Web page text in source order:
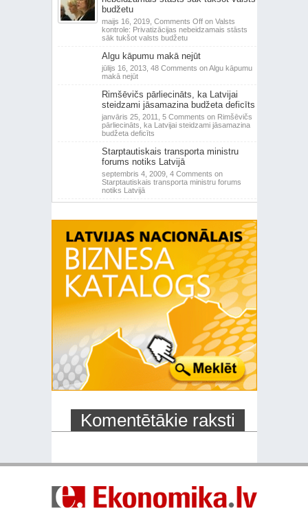
budžetu
maijs 16, 2019, Comments Offon Valsts
kontrole: Privatizācijas nebeidzamais stāsts
sāk tukšot valsts budžetu
Algu kāpumu makā nejūt
jūlijs 16, 2013, 48 Comments on Algu kāpumu
makā nejūt
Rimšēvičs pārliecināts, ka Latvijai
steidzami jāsamazina budžeta deficīts
janvāris 25, 2011, 5 Comments on Rimšēvičs
pārliecināts, ka Latvijai steidzami jāsamazina
budžeta deficīts
Starptautiskais transporta ministru
forums notiks Latvijā
septembris 4, 2009, 4 Comments on
Starptautiskais transporta ministru forums
notiks Latvijā
Komentētākie raksti